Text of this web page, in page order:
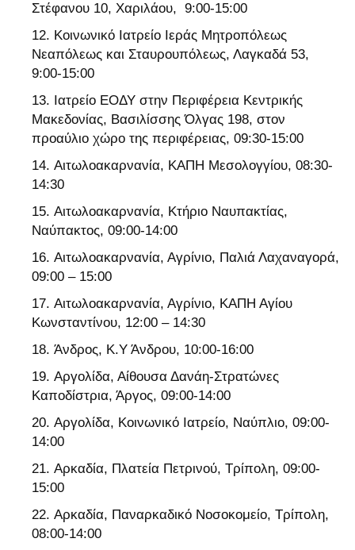
Στέφανου 10, Χαριλάου, 9:00-15:00
Κοινωνικό Ιατρείο Ιεράς Μητροπόλεως
Νεαπόλεως και Σταυρουπόλεως, Λαγκαδά 53,
9:00-15:00
Ιατρείο ΕΟΔΥ στην Περιφέρεια Κεντρικής
Μακεδονίας, Βασιλίσσης Όλγας 198, στον
προαύλιο χώρο της περιφέρειας, 09:30-15:00
Αιτωλοακαρνανία, ΚΑΠΗ Μεσολογγίου, 08:30-
14:30
Αιτωλοακαρνανία, Κτήριο Ναυπακτίας,
Ναύπακτος, 09:00-14:00
Αιτωλοακαρνανία, Αγρίνιο, Παλιά Λαχαναγορά,
09:00 – 15:00
Αιτωλοακαρνανία, Αγρίνιο, ΚΑΠΗ Αγίου
Κωνσταντίνου, 12:00 – 14:30
Άνδρος, Κ.Υ Άνδρου, 10:00-16:00
Αργολίδα, Αίθουσα Δανάη-Στρατώνες
Καποδίστρια, Άργος, 09:00-14:00
Αργολίδα, Κοινωνικό Ιατρείο, Ναύπλιο, 09:00-
14:00
Αρκαδία, Πλατεία Πετρινού, Τρίπολη, 09:00-
15:00
Αρκαδία, Παναρκαδικό Νοσοκομείο, Τρίπολη,
08:00-14:00